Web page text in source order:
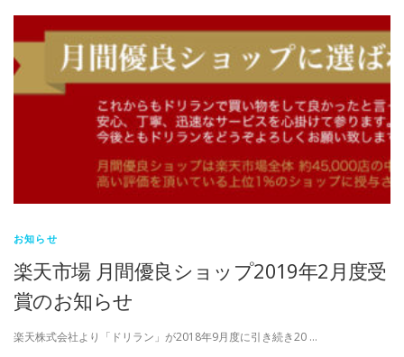
お知らせ
楽天市場 月間優良ショップ2019年2月度受
賞のお知らせ
楽天株式会社より「ドリラン」が2018年9月度に引き続き20 …